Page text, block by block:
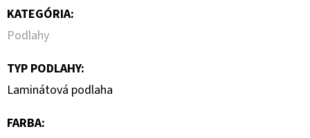
KATEGÓRIA:
Podlahy
TYP PODLAHY:
Laminátová podlaha
FARBA: